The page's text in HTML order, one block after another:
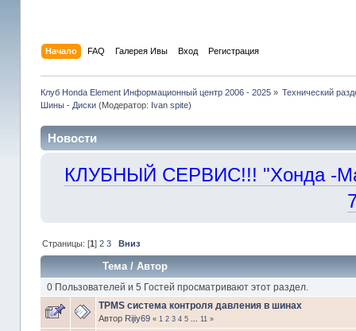
Начало FAQ Галерея Ивы Вход Регистрация
Клуб Honda Element Информационный центр 2006 - 2025» Технический
Шины - Диски(Модератор: Ivan spite)
Новости
КЛУБНЫЙ СЕРВИС!!! "Хонда -
Страницы: [1] 2 3 Вниз
Тема/ Автор
0 Пользователей и 5 Гостей просматривают этот раздел.
TPMS система контроля давления в шинах
Автор Rijiy69 « 1 2 3 4 5 ... 11»